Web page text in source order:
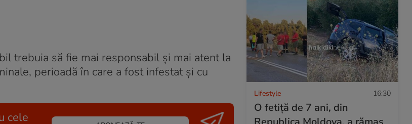
trebuia să fie mai responsabil și mai atent la
perioadă în care a fost infestat și cu
cele
Lifestyle 16:30
O fetiță de 7 ani, din